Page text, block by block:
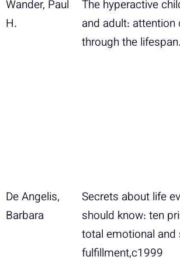
‏‫.The hyperactive
and adult:
‏‫‬‭Wander, Paul
H.
‏‫‭‭‭‎Secrets about life
should know: ten
total ‭‭‭‭emotional and spiritual
De Angelis,
Barbara